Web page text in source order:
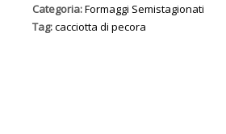
Categoria:Formaggi Semistagionati
Tag:cacciotta di pecora